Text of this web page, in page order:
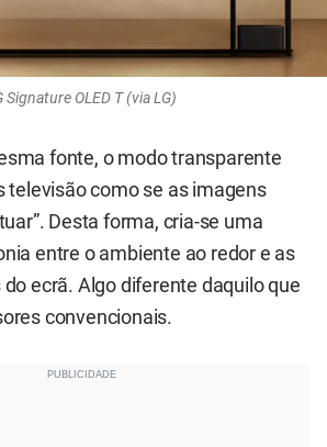
Signature OLED T (via LG)
fonte, o modo transparente
televisão como se as imagens
Desta forma, cria-se uma
entre o ambiente ao redor e as
ecrã. Algo diferente daquilo que
convencionais.